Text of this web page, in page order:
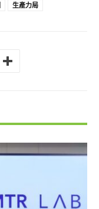
生產力局